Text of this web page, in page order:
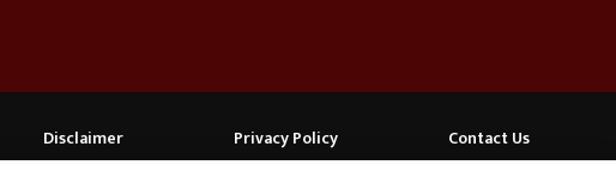
Disclaimer Privacy Policy
Contact Us